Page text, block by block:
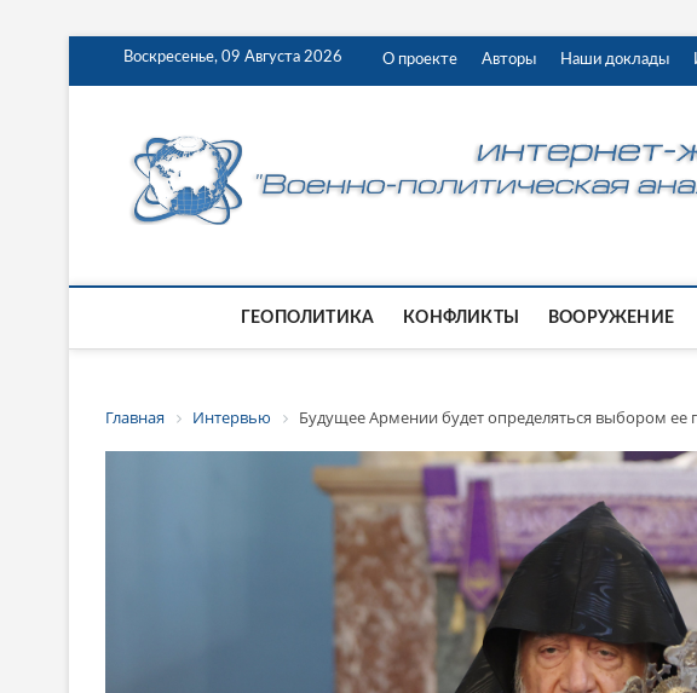
Воскресенье, 09 Августа 2026 О проекте Авторы Наши доклады
ГЕОПОЛИТИКА КОНФЛИКТЫ ВООРУЖЕНИЕ
Главная Интервью Будущее Армении будет определяться выбором ее